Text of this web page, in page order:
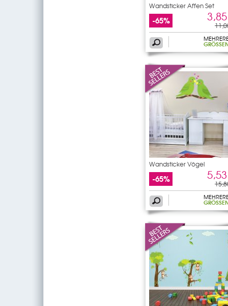
Wandsticker Affen Set
-65%
GRÖSSEN
Wandsticker Vögel
-65%
GRÖSSEN